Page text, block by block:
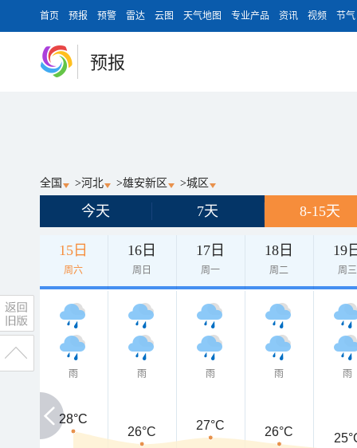
首页 预报 预警 雷达 云图 天气地图 专业产品 资讯 视频 节气
预报
全国 >河北 >雄安新区 >城区
今天 7天 8-15天
15日
周六
16日
周日
17日
周一
18日
周二
19
周三
雨 雨 雨 雨 雨
28°C
28°C
26°C
27°C 26°C